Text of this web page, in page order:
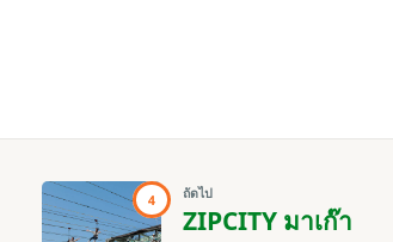
4 ถัดไป
ZIPCITY มาเก๊า